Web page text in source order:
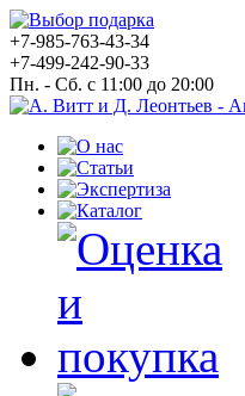
+7-985-763-43-34
+7-499-242-90-33
Пн. - Сб. с 11:00 до 20:00